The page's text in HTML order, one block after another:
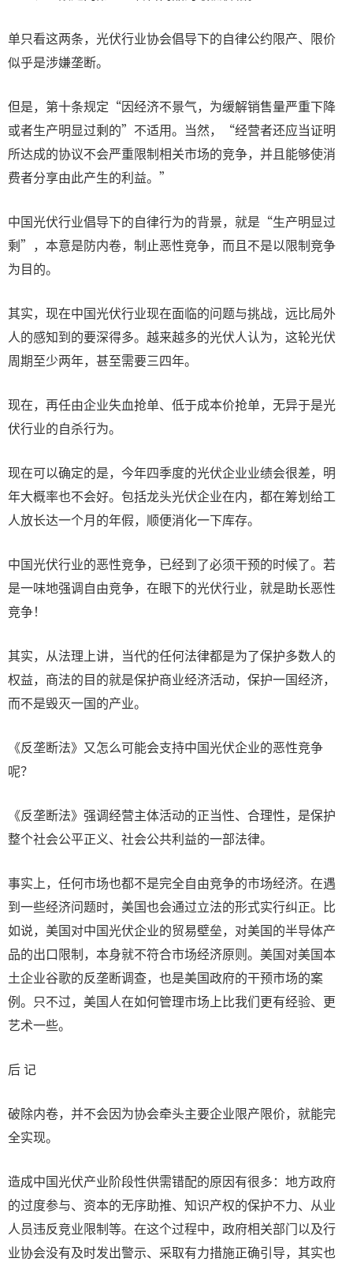
单只看这两条，光伏行业协会倡导下的自律公约限产、限价
似乎是涉嫌垄断。
但是，第十条规定“因经济不景气，为缓解销售量严重下降
或者生产明显过剩的”不适用。当然，“经营者还应当证明
所达成的协议不会严重限制相关市场的竞争，并且能够使消
费者分享由此产生的利益。”
中国光伏行业倡导下的自律行为的背景，就是“生产明显过
剩”，本意是防内卷，制止恶性竞争，而且不是以限制竞争
为目的。
其实，现在中国光伏行业现在面临的问题与挑战，远比局外
人的感知到的要深得多。越来越多的光伏人认为，这轮光伏
周期至少两年，甚至需要三四年。
现在，再任由企业失血抢单、低于成本价抢单，无异于是光
伏行业的自杀行为。
现在可以确定的是，今年四季度的光伏企业业绩会很差，明
年大概率也不会好。包括龙头光伏企业在内，都在筹划给工
人放长达一个月的年假，顺便消化一下库存。
中国光伏行业的恶性竞争，已经到了必须干预的时候了。若
是一味地强调自由竞争，在眼下的光伏行业，就是助长恶性
竞争！
其实，从法理上讲，当代的任何法律都是为了保护多数人的
权益，商法的目的就是保护商业经济活动，保护一国经济，
而不是毁灭一国的产业。
《反垄断法》又怎么可能会支持中国光伏企业的恶性竞争
呢？
《反垄断法》强调经营主体活动的正当性、合理性，是保护
整个社会公平正义、社会公共利益的一部法律。
事实上，任何市场也都不是完全自由竞争的市场经济。在遇
到一些经济问题时，美国也会通过立法的形式实行纠正。比
如说，美国对中国光伏企业的贸易壁垒，对美国的半导体产
品的出口限制，本身就不符合市场经济原则。美国对美国本
土企业谷歌的反垄断调查，也是美国政府的干预市场的案
例。只不过，美国人在如何管理市场上比我们更有经验、更
艺术一些。
后 记
破除内卷，并不会因为协会牵头主要企业限产限价，就能完
全实现。
造成中国光伏产业阶段性供需错配的原因有很多：地方政府
的过度参与、资本的无序助推、知识产权的保护不力、从业
人员违反竞业限制等。在这个过程中，政府相关部门以及行
业协会没有及时发出警示、采取有力措施正确引导，其实也